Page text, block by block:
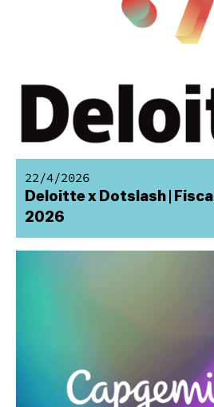
22/4/2026
Deloitte x Dotslash |
2026